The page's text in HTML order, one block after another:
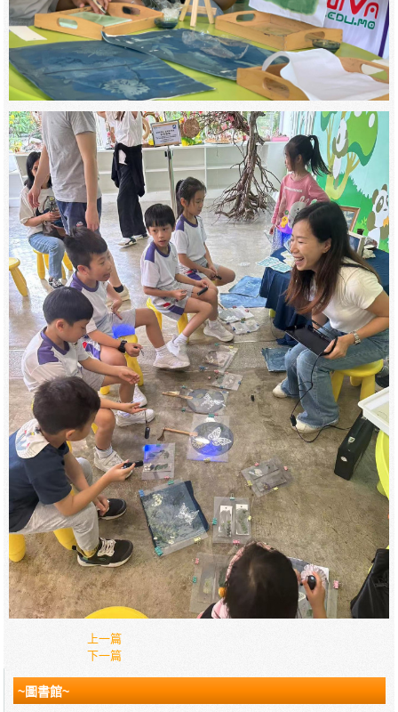
上一篇
下一篇
~圖書館~